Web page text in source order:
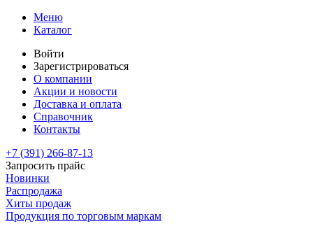
Меню
Каталог
Войти
Зарегистрироваться
О компании
Акции и новости
Доставка и оплата
Справочник
Контакты
+7 (391) 266-87-13
Запросить прайс
Новинки
Распродажа
Хиты продаж
Продукция по торговым маркам